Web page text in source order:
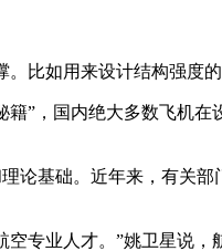
比如用来设计结构强度
”，国内绝大多数飞机
基础。近年来，有关
专业人才。”姚卫星说